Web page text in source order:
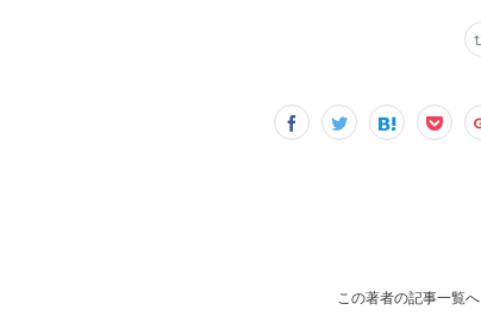
この著者の記事一覧へ